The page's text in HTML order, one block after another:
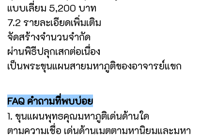
แบบเลี่ยม 5,200 บาท
7.2 รายละเอียดเพิ่มเติม
จัดสร้างจำนวนจำกัด
ผ่านพิธีปลุกเสกต่อเนื่อง
เป็นพระขุนแผนสายมหาภูติของอาจารย์แขก
FAQ คำถามที่พบบ่อย
1. ขุนแผนพุทธคุณมหาภูติเด่นด้านใด
ตามความเชื่อ เด่นด้านเมตตามหานิยมและมหา